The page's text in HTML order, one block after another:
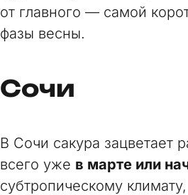
от главного — самой
фазы весны.
Сочи
В Сочи сакура зацветает
всего уже в марте или
субтропическому